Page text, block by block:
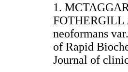
1.
FOTHERGILL
neoformans
of Rapid
Journal of